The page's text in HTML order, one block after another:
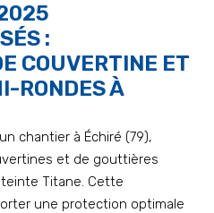
:
COUVERTINE ET
RONDES À
chantier à Échiré (79),
et de gouttières
Titane. Cette
une protection optimale